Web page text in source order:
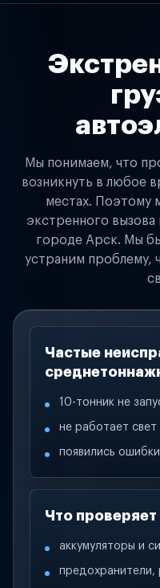
Мы понимаем, что
возникнуть в любое
местах. Поэтому
экстренного вызова
городе Арск. Мы
устраним проблему,
Частые
10-тонник не
не работает
появились
Что
аккумуляторы и
предохранители,